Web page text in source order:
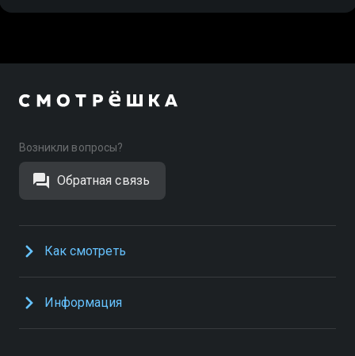
Возникли вопросы?
Обратная связь
Как смотреть
Информация